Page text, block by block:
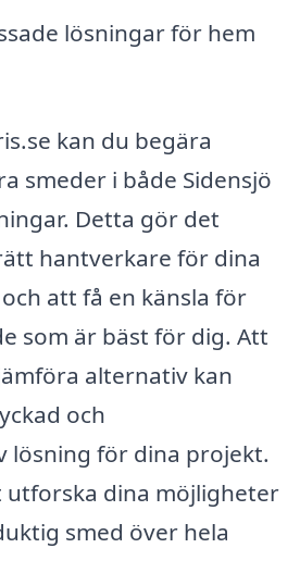
lösningar för hem
kan du begära
smeder i både Sidensjö
Detta gör det
hantverkare för dina
att få en känsla för
som är bäst för dig. Att
alternativ kan
och
lösning för dina projekt.
utforska dina möjligheter
smed över hela